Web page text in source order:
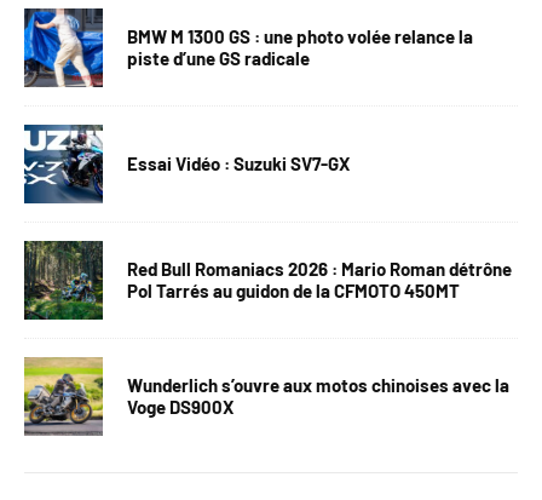
BMW M 1300 GS : une photo volée relance la
piste d’une GS radicale
Essai Vidéo : Suzuki SV7-GX
Red Bull Romaniacs 2026 : Mario Roman détrône
Pol Tarrés au guidon de la CFMOTO 450MT
Wunderlich s’ouvre aux motos chinoises avec la
Voge DS900X